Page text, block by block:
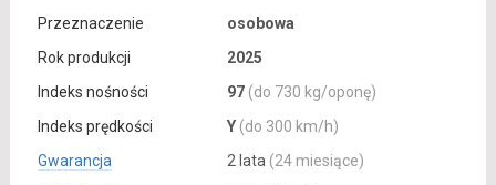
Przeznaczenie
osobowa
Rok produkcji
2025
Indeks nośności
97 (do 730 kg/oponę)
Indeks prędkości
Y (do 300 km/h)
Gwarancja
2 lata (24 miesiące)